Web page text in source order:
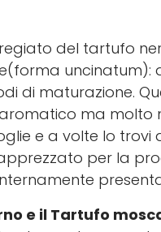
del tartufo
uncinatum):
di maturazione.
ma molto
e a volte lo
per la
e il Tartufo